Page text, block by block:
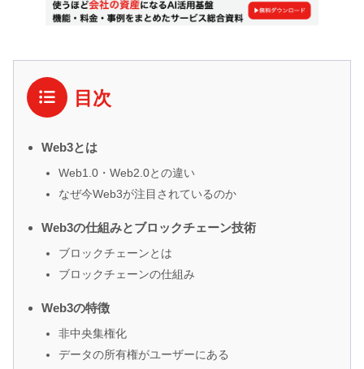
目次
Web3とは
Web1.0・Web2.0との違い
なぜ今Web3が注目されているのか
Web3の仕組みとブロックチェーン技術
ブロックチェーンとは
ブロックチェーンの仕組み
Web3の特徴
非中央集権化
データの所有権がユーザーにある